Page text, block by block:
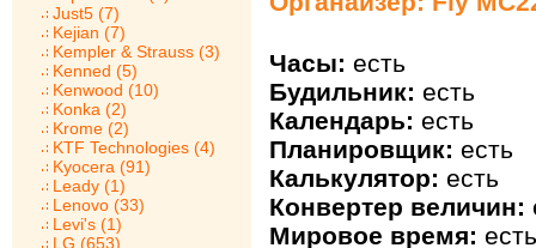
Just5 (7)
Kejian (7)
Kempler & Strauss (3)
Kenned (5)
Kenwood (10)
Konka (2)
Krome (2)
KTF Technologies (4)
Kyocera (91)
Leady (1)
Lenovo (33)
Levi's (1)
LG (653)
Часы: есть
Будильник: есть
Календарь: есть
Планировщик: есть
Калькулятор: есть
Конвертер величин:
Мировое время: есть